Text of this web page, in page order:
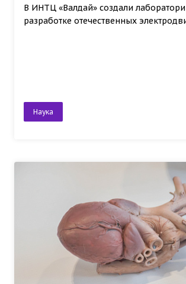
В ИНТЦ «Валдай» создали
разработке отечественных
Наука